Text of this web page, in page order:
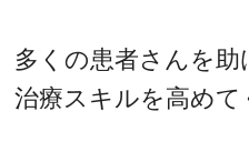
多くの患者さんを助
治療スキルを高めて